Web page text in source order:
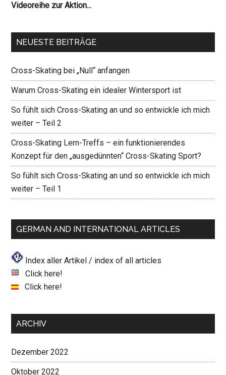
Videoreihe zur Aktion...
NEUESTE BEITRÄGE
Cross-Skating bei „Null“ anfangen
Warum Cross-Skating ein idealer Wintersport ist
So fühlt sich Cross-Skating an und so entwickle ich mich
weiter – Teil 2
Cross-Skating Lern-Treffs – ein funktionierendes
Konzept für den „ausgedünnten“ Cross-Skating Sport?
So fühlt sich Cross-Skating an und so entwickle ich mich
weiter – Teil 1
GERMAN AND INTERNATIONAL ARTICLES
Index aller Artikel / index of all articles
Click here!
Click here!
ARCHIV
Dezember 2022
Oktober 2022